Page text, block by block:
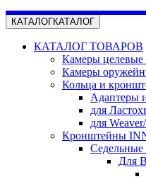
КАТАЛОГКАТАЛОГ
КАТАЛОГ ТОВАРОВ
Камеры
Камеры
Кольца и
Адаптеры
для
для
Кронштейны
Для